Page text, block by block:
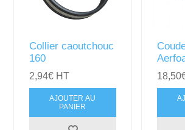
Collier caoutchouc
160
2,94€ HT
AJOUTER AU
PANIER